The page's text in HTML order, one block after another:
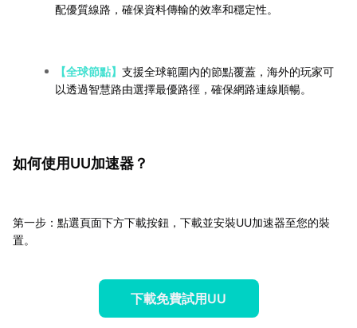
配優質線路，確保資料傳輸的效率和穩定性。
【全球節點】 支援全球範圍內的節點覆蓋，海外的玩家可
以透過智慧路由選擇最優路徑，確保網路連線順暢。
如何使用UU加速器？
第一步：點選頁面下方下載按鈕，下載並安裝UU加速器至您的裝
置。
下載免費試用UU